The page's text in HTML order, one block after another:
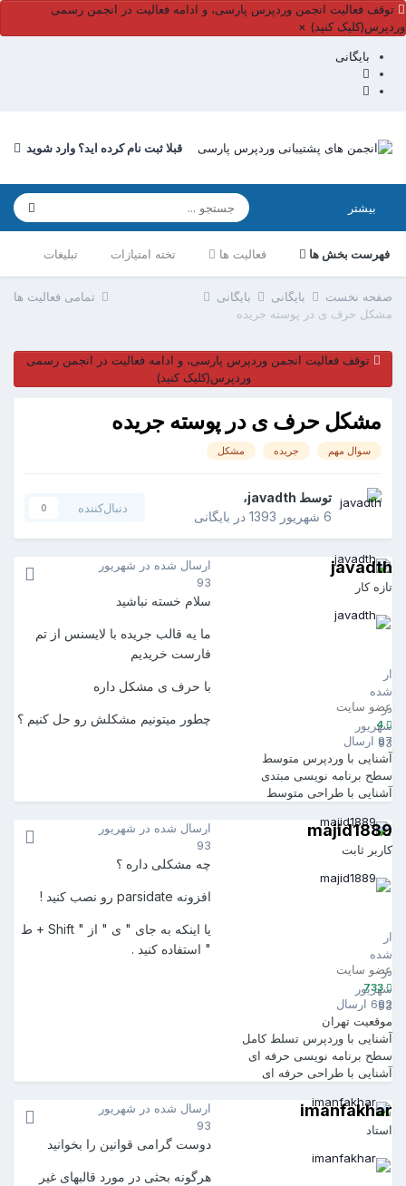
توقف فعالیت انجمن وردپرس پارسی، و ادامه فعالیت در انجمن رسمی
وردپرس(کلیک کنید) ×
بایگانی
قبلا ثبت نام کرده اید؟ وارد شوید
بیشتر
فهرست بخش ها فعالیت ها تخته امتیازات تبلیغات
تمامی فعالیت ها صفحه نخست بایگانی
بایگانی
مشکل حرف ی در پوسته جریده
توقف فعالیت انجمن وردپرس پارسی، و ادامه فعالیت در انجمن رسمی
وردپرس(کلیک کنید)
مشکل حرف ی در پوسته جریده
سوال مهم جریده مشکل
توسط javadth،
6 شهریور 1393
در بایگانی
دنبال‌کننده 0
ارسال
شده
در
شهریور
93
javadth
تازه کار
عضو سایت
4
87 ارسال
آشنایی با وردپرس متوسط
سطح برنامه نویسی مبتدی
آشنایی با طراحی متوسط
ارسال شده در شهریور
93
سلام خسته نباشید
ما یه قالب جریده با لایسنس از تم
فارست خریدیم
با حرف ی مشکل داره
چطور میتونیم مشکلش رو حل کنیم ؟
ارسال
شده
در
شهریور
93
majid1889
کاربر ثابت
عضو سایت
733
682 ارسال
موقعیت تهران
آشنایی با وردپرس تسلط کامل
سطح برنامه نویسی حرفه ای
آشنایی با طراحی حرفه ای
ارسال شده در شهریور
93
چه مشکلی داره ؟
افزونه parsidate رو نصب کنید !
یا اینکه به جای " ی " از " Shift + ط
" استفاده کنید .
imanfakhar
استاد
ارسال شده در شهریور
93
دوست گرامی قوانین را بخوانید
هرگونه بحثی در مورد قالبهای غیر